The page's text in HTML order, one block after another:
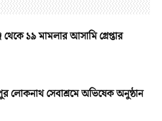
১৯ মামলার আসামি গ্রেপ্তার
লোকনাথ সেবাশ্রমে অভিষেক অনুষ্ঠান